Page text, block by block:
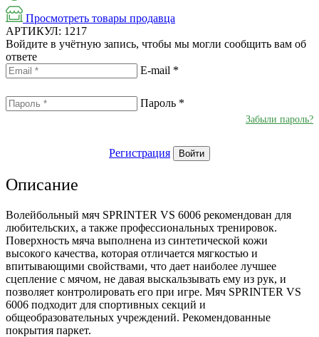
Просмотреть товары продавца
АРТИКУЛ: 1217
Войдите в учётную запись, чтобы мы могли сообщить вам об
ответе
E-mail *
Пароль *
Забыли пароль?
Регистрация Войти
Описание
Волейбольный мяч SPRINTER VS 6006 рекомендован для
любительских, а также профессиональных тренировок.
Поверхность мяча выполнена из синтетической кожи
высокого качества, которая отличается мягкостью и
впитывающими свойствами, что дает наиболее лучшее
сцепление с мячом, не давая выскальзывать ему из рук, и
позволяет контролировать его при игре. Мяч SPRINTER VS
6006 подходит для спортивных секций и
общеобразовательных учреждений. Рекомендованные
покрытия паркет.